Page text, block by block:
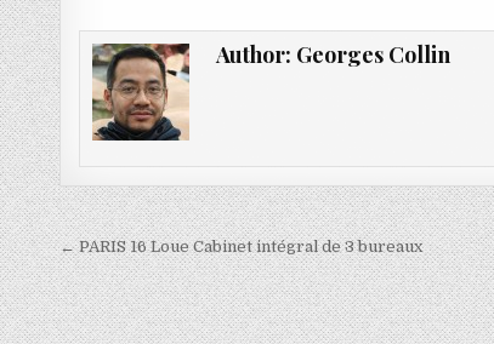
Author: Georges Collin
Navigation
de
l’article
← PARIS 16 Loue Cabinet intégral de 3 bureaux